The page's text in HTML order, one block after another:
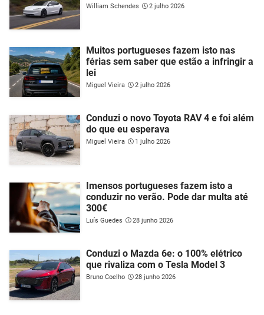
William Schendes 2 julho 2026
Muitos portugueses fazem isto nas
férias sem saber que estão a infringir a
lei
Miguel Vieira 2 julho 2026
Conduzi o novo Toyota RAV 4 e foi além
do que eu esperava
Miguel Vieira 1 julho 2026
Imensos portugueses fazem isto a
conduzir no verão. Pode dar multa até
300€
Luís Guedes 28 junho 2026
Conduzi o Mazda 6e: o 100% elétrico
que rivaliza com o Tesla Model 3
Bruno Coelho 28 junho 2026